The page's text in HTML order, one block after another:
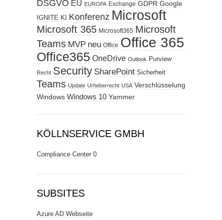
DSGVO EU EUROPA Exchange GDPR Google
IGNITE KI Konferenz Microsoft
Microsoft 365 Microsoft365 Microsoft
Teams MVP neu Office Office 365
Office365 OneDrive Outlook Purview
Recht Security SharePoint Sicherheit
Teams Update Urheberrecht USA Verschlüsselung
Windows Windows 10 Yammer
KÖLLNSERVICE GMBH
Compliance Center 0
SUBSITES
Azure AD Webseite